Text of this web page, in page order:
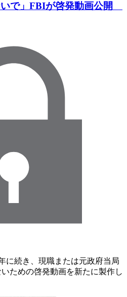
いで」FBIが啓発動画公開
に続き、現職または元政府当局
ための啓発動画を新たに製作し